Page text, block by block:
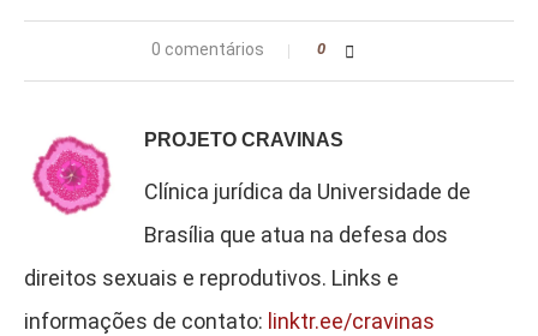
0 comentários 0
PROJETO CRAVINAS
Clínica jurídica da Universidade de
Brasília que atua na defesa dos
direitos sexuais e reprodutivos. Links e
informações de contato: linktr.ee/cravinas